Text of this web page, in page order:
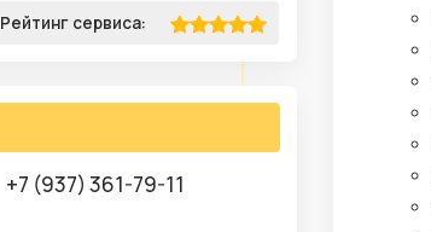
Рейтинг сервиса:
+7 (937) 361-79-11